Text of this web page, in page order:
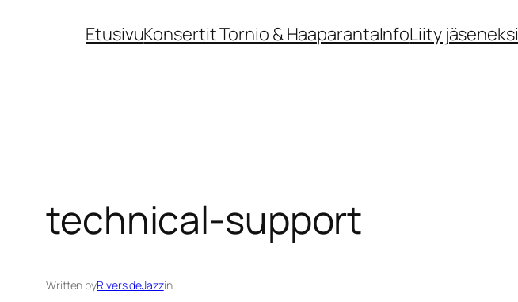
EtusivuKonsertit Tornio & HaaparantaInfoLiity jäseneksi
technical-support
Written byRiversideJazzin